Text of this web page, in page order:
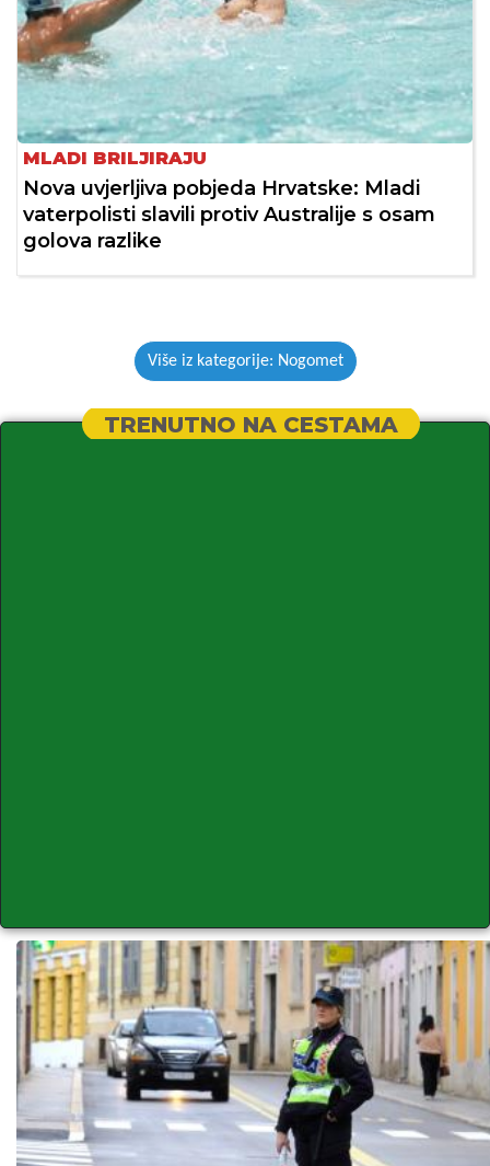
MLADI BRILJIRAJU
Nova uvjerljiva pobjeda Hrvatske: Mladi
vaterpolisti slavili protiv Australije s osam
golova razlike
Više iz kategorije: Nogomet
TRENUTNO NA CESTAMA